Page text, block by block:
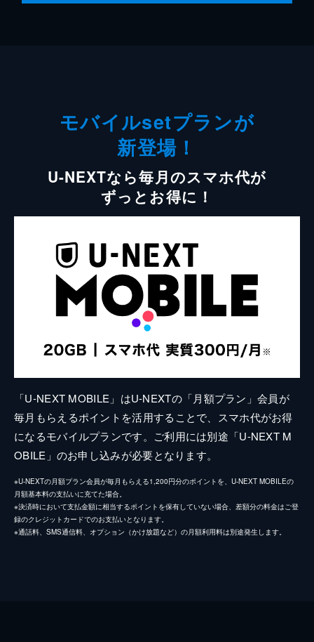
モバイルsetプランが
新登場！
U-NEXTなら毎月のスマホ代が
ずっとお得に！
「U-NEXT MOBILE」はU-NEXTの「月額プラン」会員が
毎月もらえるポイントを活用することで、スマホ代がお得
になるモバイルプランです。ご利用には別途「U-NEXT M
OBILE」のお申し込みが必要となります。
※U-NEXTの月額プラン会員が毎月もらえる1,200円分のポイントを、U-NEXT MOBILEの
月額基本料の支払いに充てた場合。
※決済時において支払金額に相当するポイントを保有していない場合、差額分の料金はご登
録のクレジットカードでのお支払いとなります。
※通話料、SMS通信料、オプション（かけ放題など）の月額利用料は別途発生します。